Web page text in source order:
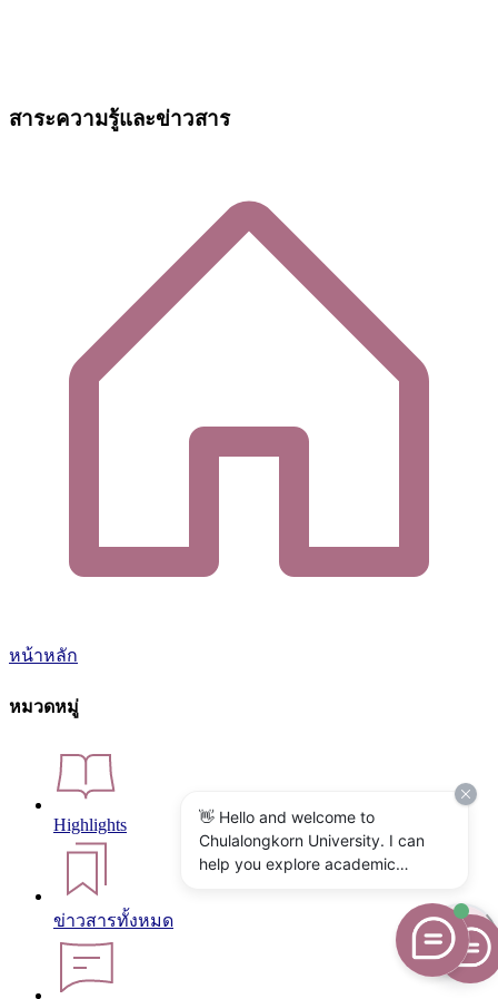
สาระความรู้และข่าวสาร
หน้าหลัก
หมวดหมู่
Highlights
ข่าวสารทั้งหมด
👋 Hello and welcome to
Chulalongkorn University. I can
help you explore academic